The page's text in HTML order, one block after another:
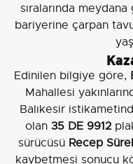
sıralarında
bariyerine çarpan
Edinilen bilgiye göre,
Mahallesi
Balıkesir
olan 35 DE 9912
sürücüsü Recep
kaybetmesi sonucu